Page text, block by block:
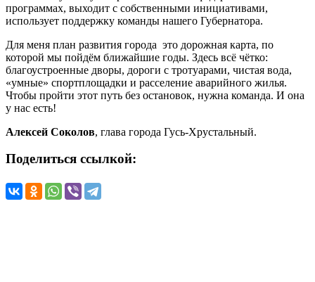
программах, выходит с собственными инициативами,
использует поддержку команды нашего Губернатора.
Для меня план развития города ­ это дорожная карта, по
которой мы пойдём ближайшие годы. Здесь всё чётко:
благоустроенные дворы, дороги с тротуарами, чистая вода,
«умные» спортплощадки и расселение аварийного жилья.
Чтобы пройти этот путь без остановок, нужна команда. И она
у нас есть!
Алексей Соколов, глава города Гусь­-Хрустальный.
Поделиться ссылкой: